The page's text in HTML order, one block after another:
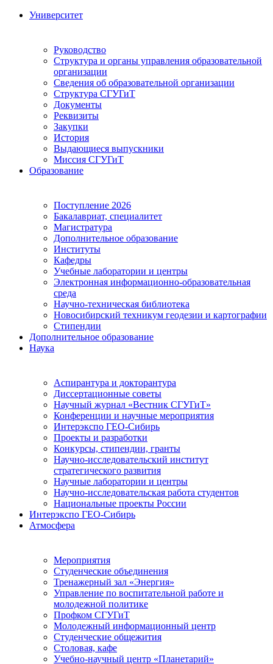
Университет
Руководство
Структура и органы управления образовательной
организации
Сведения об образовательной организации
Структура СГУГиТ
Документы
Реквизиты
Закупки
История
Выдающиеся выпускники
Миссия СГУГиТ
Образование
Поступление 2026
Бакалавриат, специалитет
Магистратура
Дополнительное образование
Институты
Кафедры
Учебные лаборатории и центры
Электронная информационно-образовательная
среда
Научно-техническая библиотека
Новосибирский техникум геодезии и картографии
Стипендии
Дополнительное образование
Наука
Аспирантура и докторантура
Диссертационные советы
Научный журнал «Вестник СГУГиТ»
Конференции и научные мероприятия
Интерэкспо ГЕО-Сибирь
Проекты и разработки
Конкурсы, стипендии, гранты
Научно-исследовательский институт
стратегического развития
Научные лаборатории и центры
Научно-исследовательская работа студентов
Национальные проекты России
Интерэкспо ГЕО-Сибирь
Атмосфера
Мероприятия
Студенческие объединения
Тренажерный зал «Энергия»
Управление по воспитательной работе и
молодежной политике
Профком СГУГиТ
Молодежный информационный центр
Студенческие общежития
Столовая, кафе
Учебно-научный центр «Планетарий»